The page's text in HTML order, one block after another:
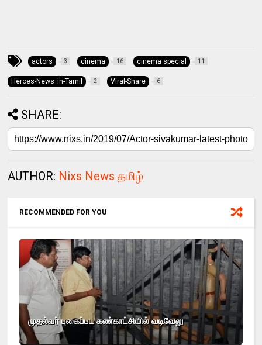
actors 3 cinema 16 cinema special 11
Heroes-News_in-Tamil 2 Viral-Share 6
SHARE:
AUTHOR: Nixs News தமிழ்
RECOMMENDED FOR YOU
முதல்வர் புகைப்பட கண்காட்சியில் வடிவேலு